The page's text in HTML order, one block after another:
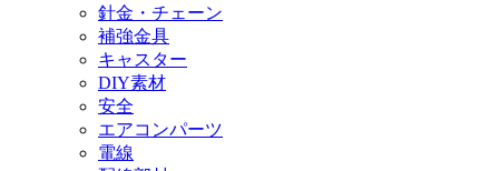
針金・チェーン
補強金具
キャスター
DIY素材
安全
エアコンパーツ
電線